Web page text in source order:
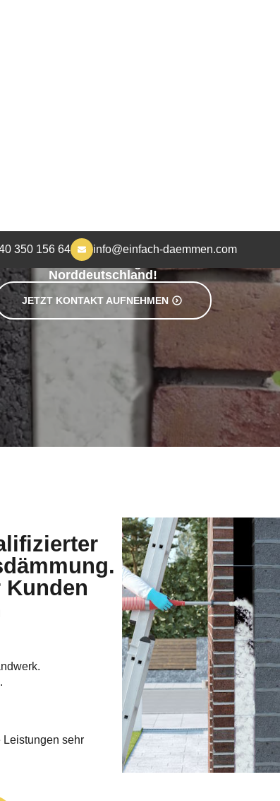
in
die Einblasdämmung arbeiten wir für
Norddeutschland!
JETZT KONTAKT AUFNEHMEN
Leistungen sehr